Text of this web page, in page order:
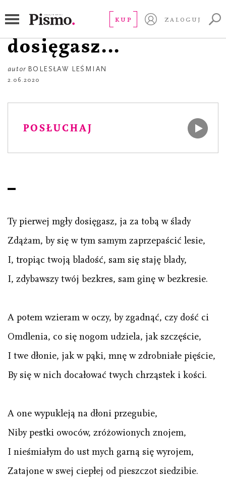
KUP ZALOGUJ
Ty pierwej mgły
dosięgasz...
autor BOLESŁAW LEŚMIAN
2.06.2020
POSŁUCHAJ
Ty pierwej mgły dosięgasz, ja za tobą w ślady
Zdążam, by się w tym samym zaprzepaścić lesie,
I, tropiąc twoją bladość, sam się staję blady,
I, zdybawszy twój bezkres, sam ginę w bezkresie.
A potem wzieram w oczy, by zgadnąć, czy dość ci
Omdlenia, co się nogom udziela, jak szczęście,
I twe dłonie, jak w pąki, mnę w zdrobniałe pięście,
By się w nich docałować twych chrząstek i kości.
A one wypukleją na dłoni przegubie,
Niby pestki owoców, zróżowionych znojem,
I nieśmiałym do ust mych garną się wyrojem,
Zatajone w swej ciepłej od pieszczot siedzibie.